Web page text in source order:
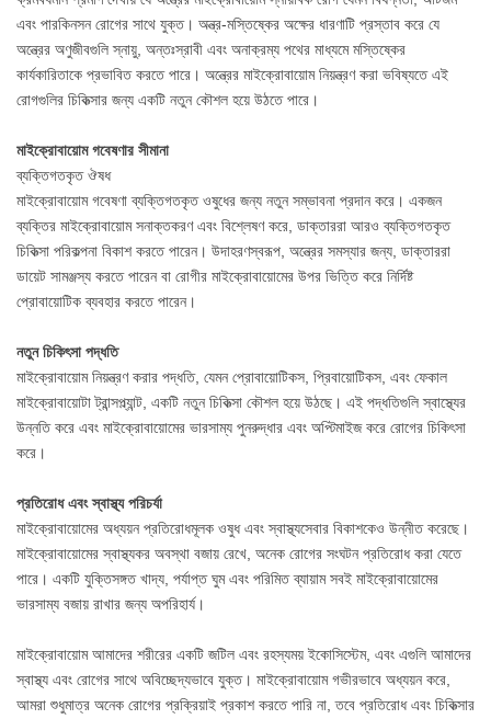
এবং পারকিনসন রোগের সাথে যুক্ত। অন্ত্র-মস্তিষ্কের অক্ষের ধারণাটি প্রস্তাব করে যে
অন্ত্রের অণুজীবগুলি স্নায়ু, অন্তঃস্রাবী এবং অনাক্রম্য পথের মাধ্যমে মস্তিষ্কের
কার্যকারিতাকে প্রভাবিত করতে পারে। অন্ত্রের মাইক্রোবায়োম নিয়ন্ত্রণ করা ভবিষ্যতে এই
রোগগুলির চিকিত্সার জন্য একটি নতুন কৌশল হয়ে উঠতে পারে।
মাইক্রোবায়োম গবেষণার সীমানা
ব্যক্তিগতকৃত ঔষধ
মাইক্রোবায়োম গবেষণা ব্যক্তিগতকৃত ওষুধের জন্য নতুন সম্ভাবনা প্রদান করে। একজন
ব্যক্তির মাইক্রোবায়োম সনাক্তকরণ এবং বিশ্লেষণ করে, ডাক্তাররা আরও ব্যক্তিগতকৃত
চিকিত্সা পরিকল্পনা বিকাশ করতে পারেন। উদাহরণস্বরূপ, অন্ত্রের সমস্যার জন্য, ডাক্তাররা
ডায়েট সামঞ্জস্য করতে পারেন বা রোগীর মাইক্রোবায়োমের উপর ভিত্তি করে নির্দিষ্ট
প্রোবায়োটিক ব্যবহার করতে পারেন।
নতুন চিকিৎসা পদ্ধতি
মাইক্রোবায়োম নিয়ন্ত্রণ করার পদ্ধতি, যেমন প্রোবায়োটিকস, প্রিবায়োটিকস, এবং ফেকাল
মাইক্রোবায়োটা ট্রান্সপ্ল্যান্ট, একটি নতুন চিকিত্সা কৌশল হয়ে উঠছে। এই পদ্ধতিগুলি স্বাস্থ্যের
উন্নতি করে এবং মাইক্রোবায়োমের ভারসাম্য পুনরুদ্ধার এবং অপ্টিমাইজ করে রোগের চিকিৎসা
করে।
প্রতিরোধ এবং স্বাস্থ্য পরিচর্যা
মাইক্রোবায়োমের অধ্যয়ন প্রতিরোধমূলক ওষুধ এবং স্বাস্থ্যসেবার বিকাশকেও উন্নীত করেছে।
মাইক্রোবায়োমের স্বাস্থ্যকর অবস্থা বজায় রেখে, অনেক রোগের সংঘটন প্রতিরোধ করা যেতে
পারে। একটি যুক্তিসঙ্গত খাদ্য, পর্যাপ্ত ঘুম এবং পরিমিত ব্যায়াম সবই মাইক্রোবায়োমের
ভারসাম্য বজায় রাখার জন্য অপরিহার্য।
মাইক্রোবায়োম আমাদের শরীরের একটি জটিল এবং রহস্যময় ইকোসিস্টেম, এবং এগুলি আমাদের
স্বাস্থ্য এবং রোগের সাথে অবিচ্ছেদ্যভাবে যুক্ত। মাইক্রোবায়োম গভীরভাবে অধ্যয়ন করে,
আমরা শুধুমাত্র অনেক রোগের প্রক্রিয়াই প্রকাশ করতে পারি না, তবে প্রতিরোধ এবং চিকিত্সার